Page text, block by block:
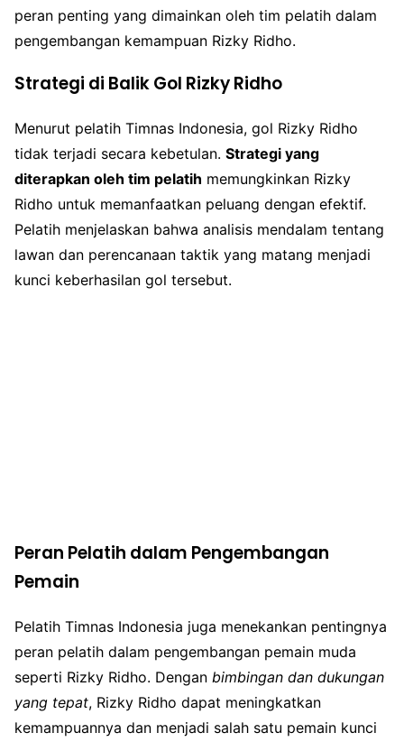
peran penting yang dimainkan oleh tim pelatih dalam
pengembangan kemampuan Rizky Ridho.
Strategi di Balik Gol Rizky Ridho
Menurut pelatih Timnas Indonesia, gol Rizky Ridho
tidak terjadi secara kebetulan. Strategi yang
diterapkan oleh tim pelatih memungkinkan Rizky
Ridho untuk memanfaatkan peluang dengan efektif.
Pelatih menjelaskan bahwa analisis mendalam tentang
lawan dan perencanaan taktik yang matang menjadi
kunci keberhasilan gol tersebut.
Peran Pelatih dalam Pengembangan
Pemain
Pelatih Timnas Indonesia juga menekankan pentingnya
peran pelatih dalam pengembangan pemain muda
seperti Rizky Ridho. Dengan bimbingan dan dukungan
yang tepat, Rizky Ridho dapat meningkatkan
kemampuannya dan menjadi salah satu pemain kunci